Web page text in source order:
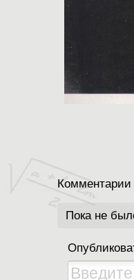
Комментарии
Пока не